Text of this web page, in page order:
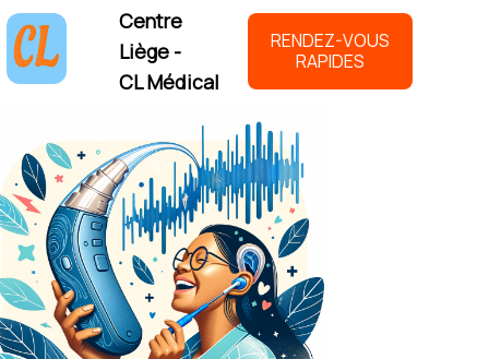
Centre
Liège -
CL Médical
RENDEZ-VOUS
RAPIDES